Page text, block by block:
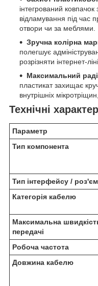
інтегрований
відламування під час
отвори чи за меблями.
Зручна колірна
полегшує
розрізняти інтернет-
Максимальний
пластикат захищає
внутрішніх
Технічні
Параметр
Тип компонента
Тип інтерфейсу /
Категорія кабелю
Максимальна
передачі
Робоча частота
Довжина кабелю